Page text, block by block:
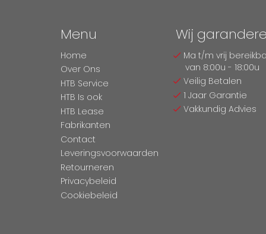
Menu
Home
Over Ons
HTB Service
HTB Is ook
HTB Lease
Fabrikanten
Contact
Leveringsvoorwaarden
Retourneren
Privacybeleid
Cookiebeleid
Wij
Ma t/m vrij
van 8:00u - 18:00u
Veilig Betalen
1 Jaar Garantie
Vakkundig Advies